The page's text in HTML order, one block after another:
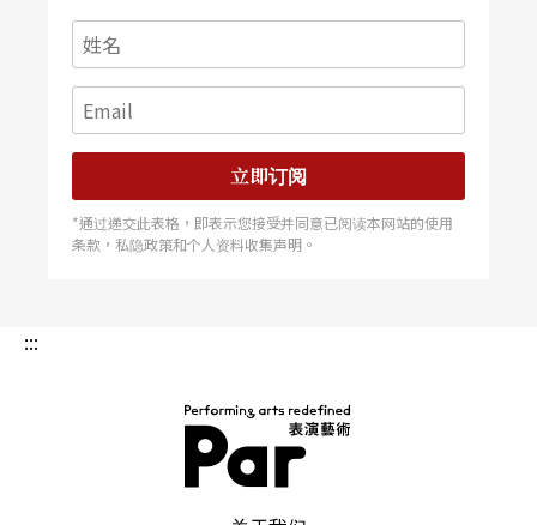
立即订阅
*通过递交此表格，即表示您接受并同意已阅读本网站的使用
条款，私隐政策和个人资料收集声明。
:::